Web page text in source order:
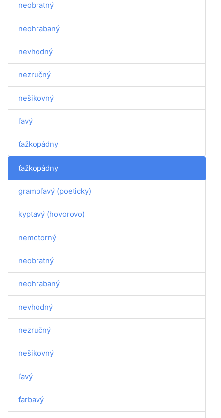
neobratný
neohrabaný
nevhodný
nezručný
nešikovný
ľavý
ťažkopádny
ťažkopádny
grambľavý (poeticky)
kyptavý (hovorovo)
nemotorný
neobratný
neohrabaný
nevhodný
nezručný
nešikovný
ľavý
ťarbavý